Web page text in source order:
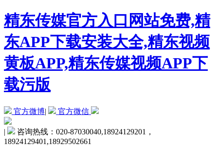
精东传媒官方入口网站免费,精
东APP下载安装大全,精东视频
黄板APP,精东传媒视频APP下
载污版
官方微博| 官方微信
|
咨询热线：020-87030040,18924129201，
18924129401,18929502661